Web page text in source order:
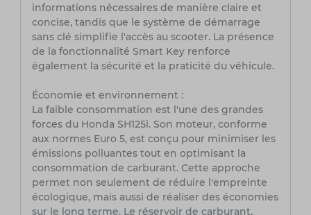
informations nécessaires de manière claire et
concise, tandis que le système de démarrage
sans clé simplifie l'accès au scooter. La présence
de la fonctionnalité Smart Key renforce
également la sécurité et la praticité du véhicule.
Économie et environnement :
La faible consommation est l'une des grandes
forces du Honda SH125i. Son moteur, conforme
aux normes Euro 5, est conçu pour minimiser les
émissions polluantes tout en optimisant la
consommation de carburant. Cette approche
permet non seulement de réduire l'empreinte
écologique, mais aussi de réaliser des économies
sur le long terme. Le réservoir de carburant,